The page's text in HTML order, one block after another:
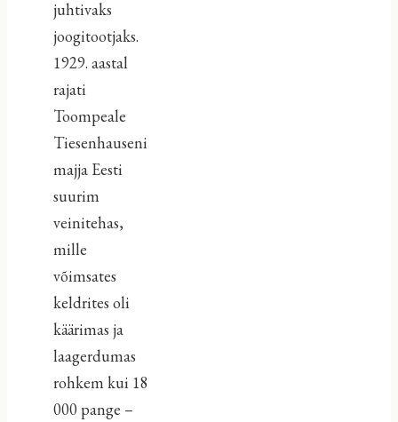
juhtivaks
joogitootjaks.
1929. aastal
rajati
Toompeale
Tiesenhauseni
majja Eesti
suurim
veinitehas,
mille
võimsates
keldrites oli
käärimas ja
laagerdumas
rohkem kui 18
000 pange –